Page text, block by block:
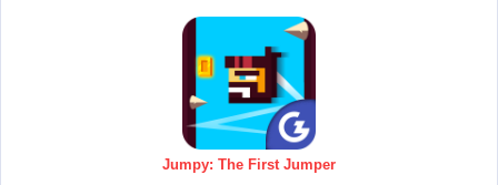
Jumpy: The First Jumper